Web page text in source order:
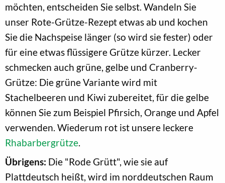
möchten, entscheiden Sie selbst. Wandeln Sie
unser Rote-Grütze-Rezept etwas ab und kochen
Sie die Nachspeise länger (so wird sie fester) oder
für eine etwas flüssigere Grütze kürzer. Lecker
schmecken auch grüne, gelbe und Cranberry-
Grütze: Die grüne Variante wird mit
Stachelbeeren und Kiwi zubereitet, für die gelbe
können Sie zum Beispiel Pfirsich, Orange und Apfel
verwenden. Wiederum rot ist unsere leckere
Rhabarbergrütze.
Übrigens: Die "Rode Grütt", wie sie auf
Plattdeutsch heißt, wird im norddeutschen Raum